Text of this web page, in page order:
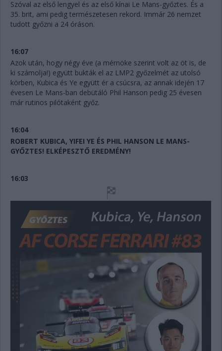
Szóval az első lengyel és az első kínai Le Mans-győztes. És a
35. brit, ami pedig természetesen rekord. Immár 26 nemzet
tudott győzni a 24 óráson.
16:07
Azok után, hogy négy éve (a mérnöke szerint volt az öt is, de
ki számolja!) együtt bukták el az LMP2 győzelmét az utolsó
körben, Kubica és Ye együtt ér a csúcsra, az annak idején 17
évesen Le Mans-ban debütáló Phil Hanson pedig 25 évesen
már rutinos pilótaként győz.
16:04
ROBERT KUBICA, YIFEI YE ÉS PHIL HANSON LE MANS-
GYŐZTES! ELKÉPESZTŐ EREDMÉNY!
16:03